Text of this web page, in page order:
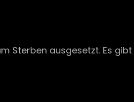
Sterben ausgesetzt. Es gibt